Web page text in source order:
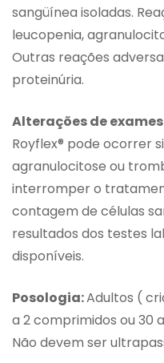
sangüínea isoladas.
leucopenia,
Outras reações
proteinúria.
Alterações de
Royflex® pode ocorrer
agranulocitose ou
interromper o
contagem de células
resultados dos testes
disponíveis.
Posologia:Adultos (
a 2 comprimidos ou 30
Não devem ser